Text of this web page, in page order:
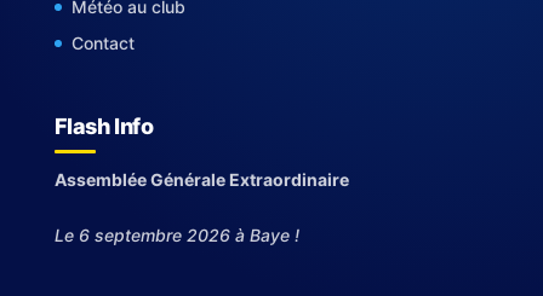
Météo au club
Contact
Flash Info
Assemblée Générale Extraordinaire
Le 6 septembre 2026 à Baye !